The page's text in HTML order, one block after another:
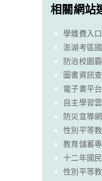
相關網站
學雜費入
澎湖考區
防治校園
圖書資訊
電子書平台
自主學習
防災宣導
性別平等
教育儲蓄
十二年國
性別平等